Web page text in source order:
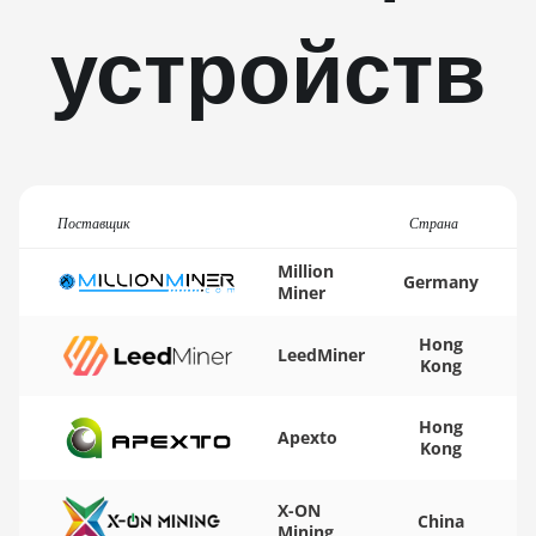
BITMAIN AntMiner
KA3
KS3 (9.4TH)
BITMAIN AntMiner
KS5
BITMAIN AntMiner
KS5 Pro
KS7
L11 (20Gh)
устройств
Поставщик Страна
Million
Miner
Germany
LeedMiner
Hong
Kong
Apexto
Hong
Kong
X-ON
China